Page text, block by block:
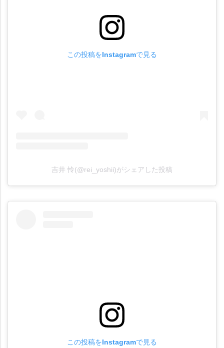
この投稿をInstagramで見る
吉井 怜(@rei_yoshii)がシェアした投稿
この投稿をInstagramで見る